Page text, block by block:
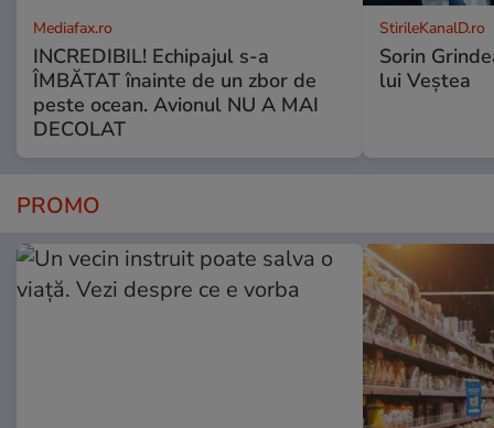
Mediafax.ro
INCREDIBIL! Echipajul s-a
ÎMBĂTAT înainte de un zbor de
peste ocean. Avionul NU A MAI
DECOLAT
StirileKanalD.ro
Sorin
lui Veștea
PROMO